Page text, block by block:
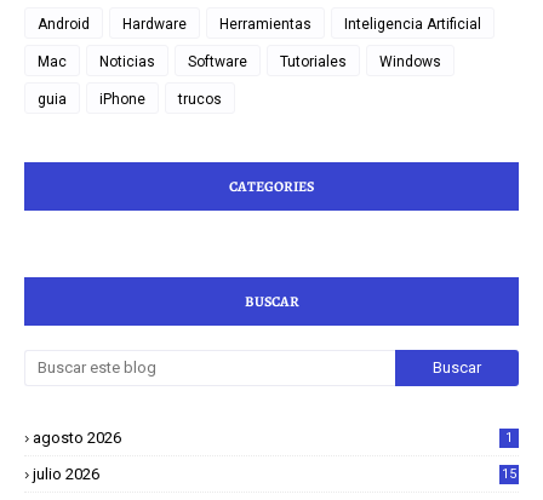
Android Hardware Herramientas Inteligencia Artificial
Mac Noticias Software Tutoriales Windows
guia iPhone trucos
CATEGORIES
BUSCAR
agosto 2026 1
julio 2026 15